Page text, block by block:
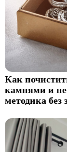
Как
камнями и не
методика без